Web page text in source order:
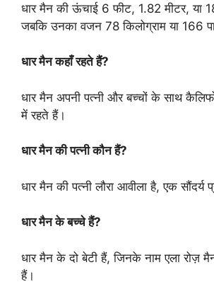
धार मैन की ऊंचाई 6 फीट, 1.82 मीटर, या
जबकि उनका वजन 78 किलोग्राम या 166
धार मैन कहाँ रहते हैं?
धार मैन अपनी पत्नी और बच्चों के साथ
में रहते हैं।
धार मैन की पत्नी कौन हैं?
धार मैन की पत्नी लौरा आवीला है, एक सौंदर्य
धार मैन के बच्चे हैं?
धार मैन के दो बेटी हैं, जिनके नाम एला रोज़
हैं।